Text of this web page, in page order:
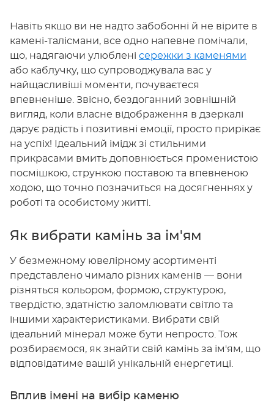
Навіть якщо ви не надто забобонні й не вірите в
камені-талісмани, все одно напевне помічали,
що, надягаючи улюблені сережки з каменями
або каблучку, що супроводжувала вас у
найщасливіші моменти, почуваєтеся
впевненіше. Звісно, бездоганний зовнішній
вигляд, коли власне відображення в дзеркалі
дарує радість і позитивні емоції, просто прирікає
на успіх! Ідеальний імідж зі стильними
прикрасами вмить доповнюється променистою
посмішкою, стрункою поставою та впевненою
ходою, що точно позначиться на досягненнях у
роботі та особистому житті.
Як вибрати камінь за ім'ям
У безмежному ювелірному асортименті
представлено чимало різних каменів — вони
різняться кольором, формою, структурою,
твердістю, здатністю заломлювати світло та
іншими характеристиками. Вибрати свій
ідеальний мінерал може бути непросто. Тож
розбираємося, як знайти свій камінь за ім'ям, що
відповідатиме вашій унікальній енергетиці.
Вплив імені на вибір каменю